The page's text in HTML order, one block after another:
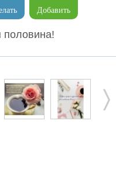
Добавить
половина!